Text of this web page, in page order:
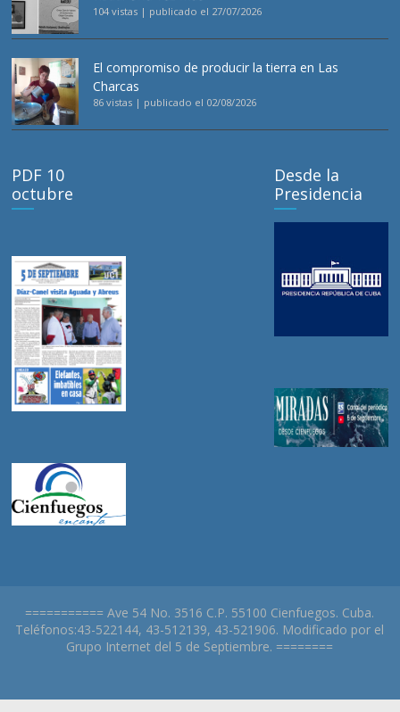
104 vistas | publicado el 27/07/2026
El compromiso de producir la tierra en Las
Charcas
86 vistas | publicado el 02/08/2026
PDF 10
octubre
Desde la
Presidencia
=========== Ave 54 No. 3516 C.P. 55100 Cienfuegos. Cuba.
Teléfonos:43-522144, 43-512139, 43-521906. Modificado por el
Grupo Internet del 5 de Septiembre. ========